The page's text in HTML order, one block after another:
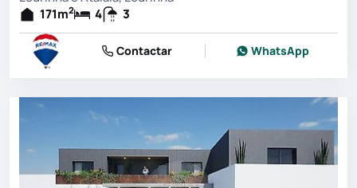
171m2 4 3
Contactar WhatsApp